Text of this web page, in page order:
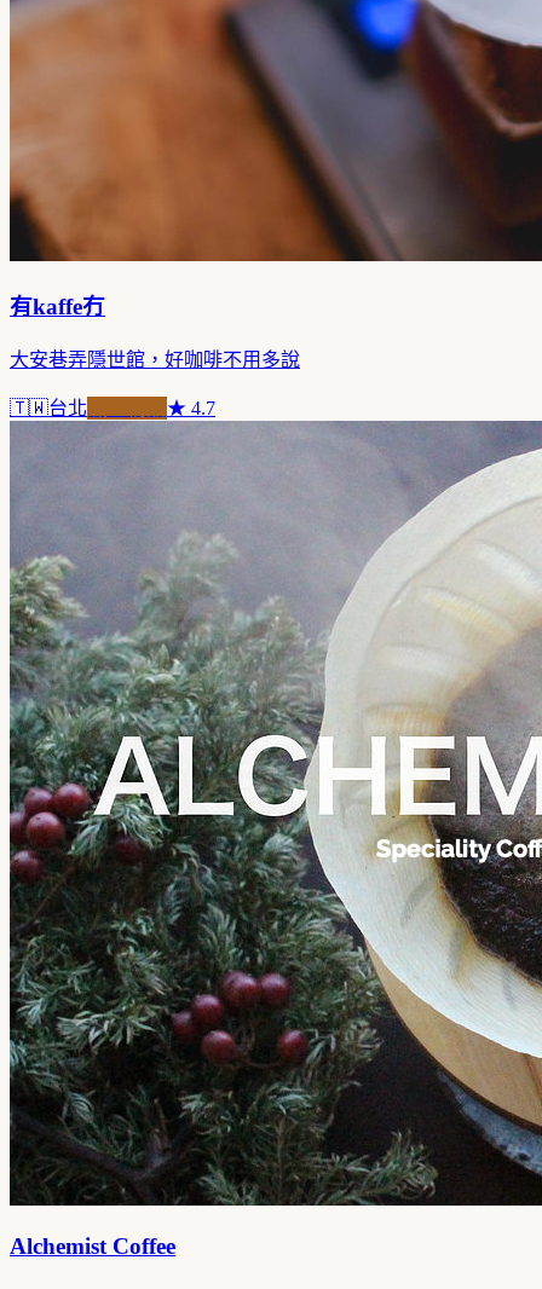
有kaffe冇
大安巷弄隱世館，好咖啡不用多說
🇹🇼台北 ★ 4.7
Alchemist Coffee